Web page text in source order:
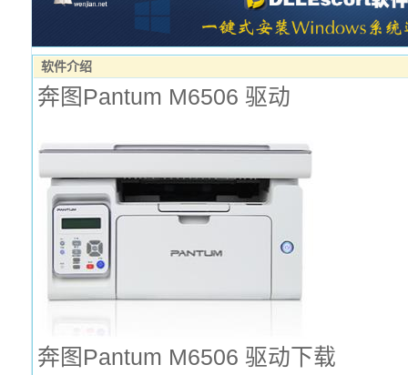
软件介绍
奔图Pantum M6506 驱动
奔图Pantum M6506 驱动下载